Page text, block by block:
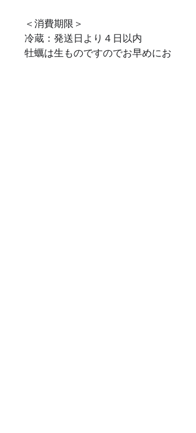
＜消費期限＞
冷蔵：発送日より４日以内
牡蠣は生ものですのでお早めにお